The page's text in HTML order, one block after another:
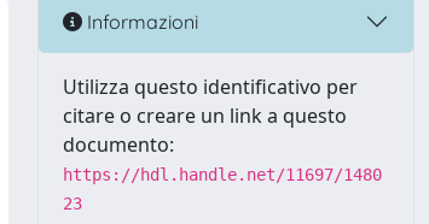
Informazioni
Utilizza questo identificativo per
citare o creare un link a questo
documento:
https://hdl.handle.net/11697/1480
23